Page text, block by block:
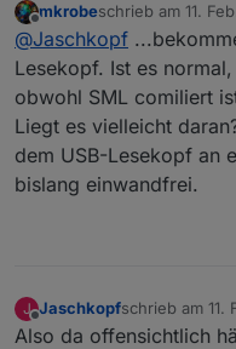
bekommen
Wenn du tx
trotzdem
Vielleicht
durch zu
Guck man
Lesekopf ob
Gruß
Offline
mkrobeschrieb am 11.
zuletzt editiert von
@Jaschkopf
Lesekopf. Ist es
obwohl SML comiliert
Liegt es vielleicht
dem USB-Lesekopf an
bislang einwandfrei.
J
Offline
Jaschkopfschrieb am 11.
zuletzt editiert
Also da offensichtlich